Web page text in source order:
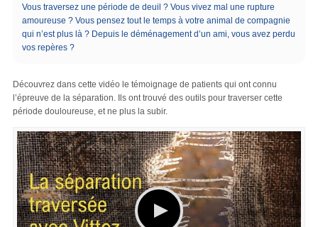
Vous traversez une période de deuil ? Vous vivez mal une rupture
amoureuse ? Vous pensez tout le temps à votre animal de compagnie
qui n’est plus là ? Depuis le déménagement d’un ami, vous avez perdu
vos repères ?
Découvrez dans cette vidéo le témoignage de patients qui ont connu
l’épreuve de la séparation. Ils ont trouvé des outils pour traverser cette
période douloureuse, et ne plus la subir.